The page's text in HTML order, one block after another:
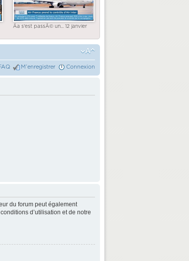
Ãa s'est passÃ© un... 12 janvier
M’enregistrer Connexion
du forum peut également
d’utilisation et de notre